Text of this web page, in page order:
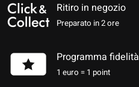
Ritiro in negozio
Preparato in 2 ore
Programma fidelità
1 euro = 1 point